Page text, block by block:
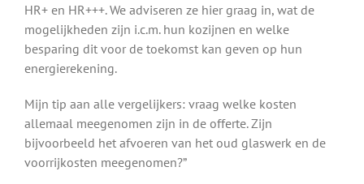
HR+ en HR+++. We adviseren ze hier graag in, wat de
mogelijkheden zijn i.c.m. hun kozijnen en welke
besparing dit voor de toekomst kan geven op hun
energierekening.
Mijn tip aan alle vergelijkers: vraag welke kosten
allemaal meegenomen zijn in de offerte. Zijn
bijvoorbeeld het afvoeren van het oud glaswerk en de
voorrijkosten meegenomen?”